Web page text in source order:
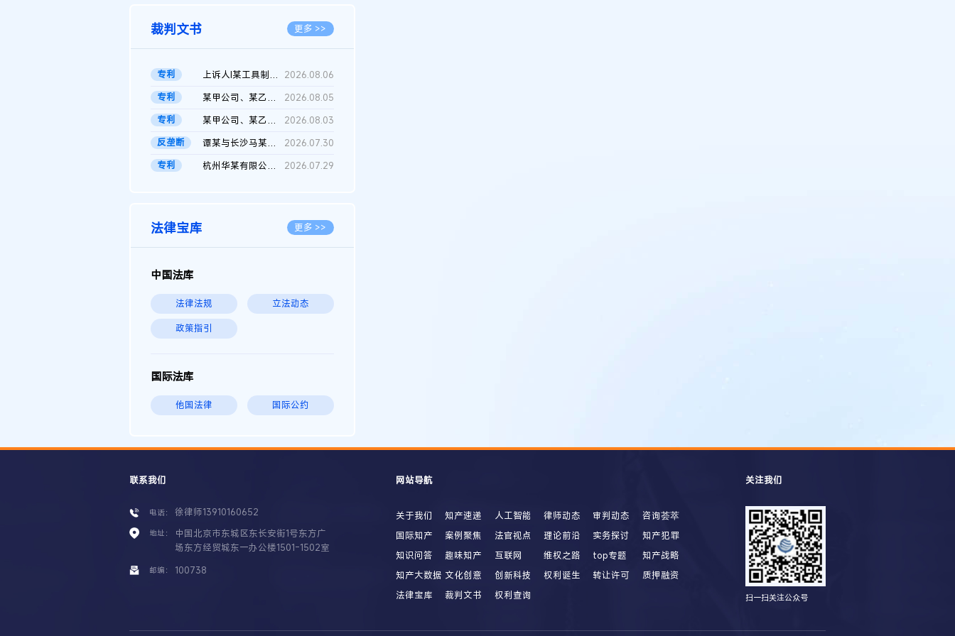
裁判文书 更多 >>
专利 上诉人I某工具制品有限公司与被上诉人程某及一审被告中华人民共和...
2026.08.06
专利
某甲公司、某乙公司、某丙公司申请诉前行为保全复议裁定书
2026.08.05
专利
某甲公司、某乙公司、官某与某丙公司专利申请权权属纠纷 二审判决...
2026.08.03
反垄断
谭某与长沙马某堆农产品股份有限公司滥用市场支配地位纠纷二审裁...
2026.07.30
专利
杭州华某有限公司与菲某有限公司侵害发明专利权纠纷 2026.07.29
法律宝库 更多 >>
中国法库
法律法规 立法动态
政策指引
国际法库
他国法律 国际公约
联系我们
电话： 徐律师13910160652
地址：
中国北京市东城区东长安街1号东方广
场东方经贸城东一办公楼1501-1502室
邮编： 100738
网站导航
关于我们 知产速递 人工智能 律师动态 审判动态
咨询荟萃
国际知产
案例聚焦 法官视点 理论前沿 实务探讨
知产犯罪
知识问答
趣味知产 互联网 维权之路 top专题
知产战略
知产大数据 文化创意 创新科技 权利诞生 转让许可
质押融资
法律宝库
裁判文书 权利查询
关注我们
扫一扫关注公众号